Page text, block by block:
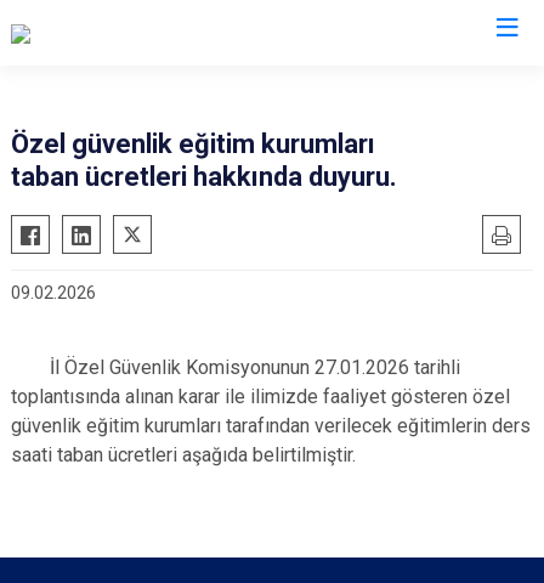
Özel güvenlik eğitim kurumları
taban ücretleri hakkında duyuru.
09.02.2026
İl Özel Güvenlik Komisyonunun 27.01.2026 tarihli
toplantısında alınan karar ile ilimizde faaliyet gösteren özel
güvenlik eğitim kurumları tarafından verilecek eğitimlerin ders
saati taban ücretleri aşağıda belirtilmiştir.